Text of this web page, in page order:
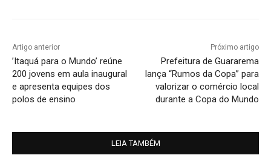
Artigo anterior
’Itaquá para o Mundo’ reúne
200 jovens em aula inaugural
e apresenta equipes dos
polos de ensino
Próximo artigo
Prefeitura de Guararema
lança “Rumos da Copa” para
valorizar o comércio local
durante a Copa do Mundo
LEIA TAMBÉM